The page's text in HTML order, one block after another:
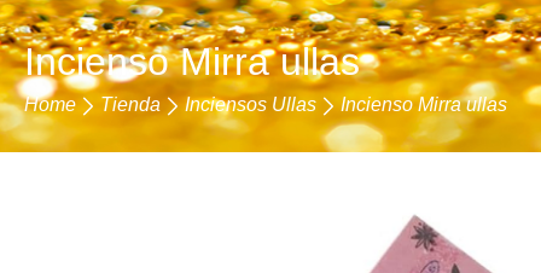
Incienso Mirra ullas
Home Tienda Inciensos Ullas Incienso Mirra ullas